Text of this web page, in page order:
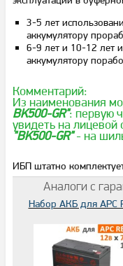
3-5 лет
аккумулятору
6-9 лет и 10-12 лет
аккумулятору
Комментарий:
Из наименования
BK500-GR": первую
увидеть на
"BK500-GR"- на
ИБП штатно
Аналоги с
Набор АКБ для APC